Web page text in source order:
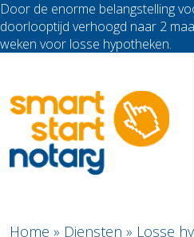
Door de enorme belangstelling
doorlooptijd verhoogd naar 2
weken voor losse hypotheken.
Home » Diensten » Losse